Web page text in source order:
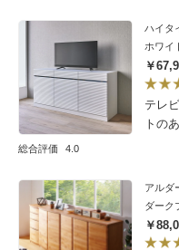
総合評価 4.0
ホワイ
￥
テレ
トの
す！
なと
です。
ダーク
￥